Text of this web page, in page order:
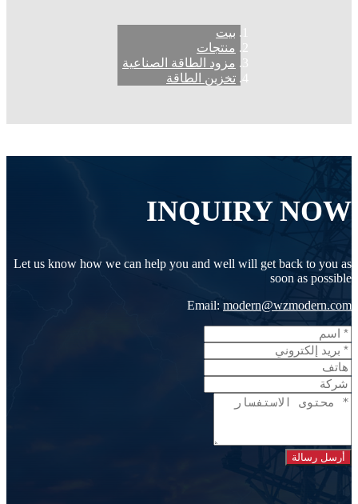
بيت
منتجات
مزود الطاقة الصناعية
تخزين الطاقة
INQUIRY NOW
Let us know how we can help you and well will get back to you as
soon as possible
Email: modern@wzmodern.com
أرسل رسالة